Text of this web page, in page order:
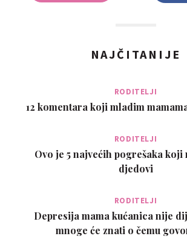
NAJČITANIJE
RODITELJI
12 komentara koji mladim
RODITELJI
Ovo je 5 najvećih pogrešaka koji
djedovi
RODITELJI
Depresija mama kućanica nije
mnoge će znati o čemu